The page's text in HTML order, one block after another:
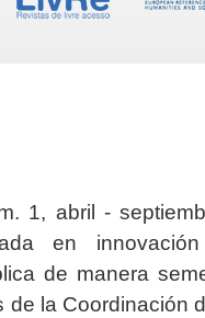
1, abril -
en
de manera
de la Coordinación